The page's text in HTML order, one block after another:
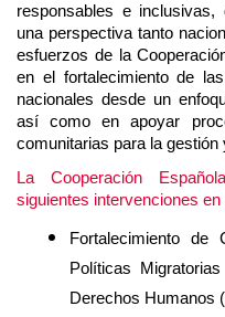
responsables e
una perspectiva tanto
esfuerzos de la
en el fortalecimiento de
nacionales desde un
así como en apoyar
comunitarias para la gestión
La Cooperación
siguientes intervenciones en
Fortalecimiento de
Políticas
Derechos Humanos